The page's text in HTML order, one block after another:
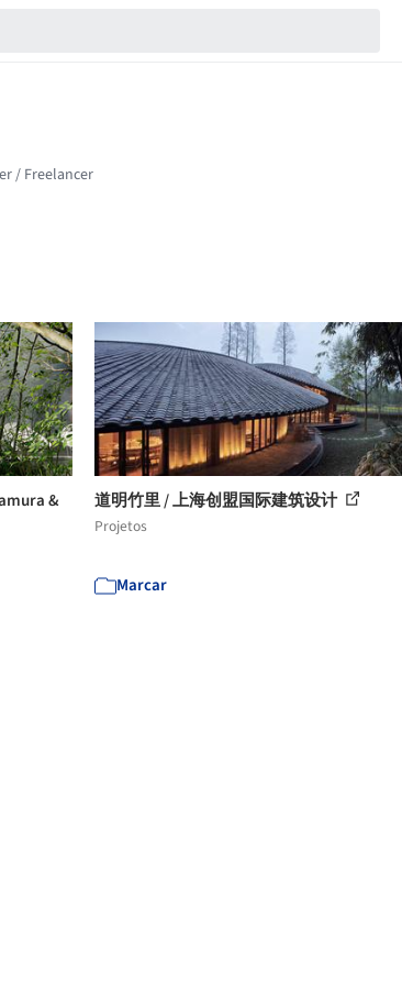
&
道明竹里 / 上海创盟国际建筑设计
Projetos
Marcar